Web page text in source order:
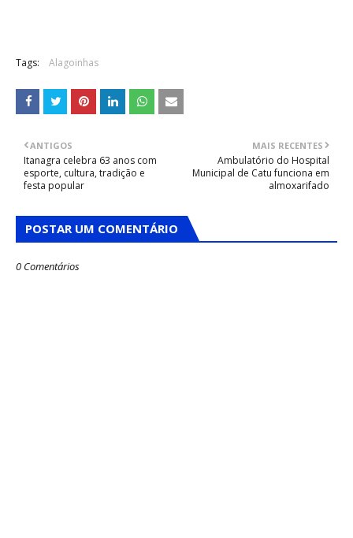
Tags: Alagoinhas
MAIS RECENTES
Ambulatório do Hospital
Municipal de Catu funciona em
almoxarifado
ANTIGOS
Itanagra celebra 63 anos com
esporte, cultura, tradição e
festa popular
POSTAR UM COMENTÁRIO
0 Comentários